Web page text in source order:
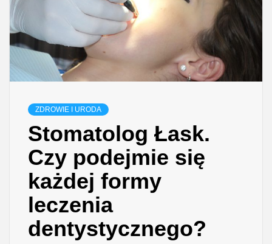
ZDROWIE I URODA
Stomatolog Łask.
Czy podejmie się
każdej formy
leczenia
dentystycznego?